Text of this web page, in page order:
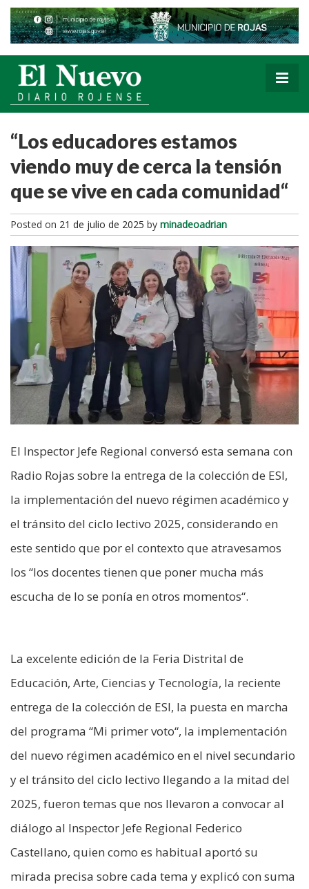
“Los educadores estamos
viendo muy de cerca la tensión
que se vive en cada comunidad“
Posted on 21 de julio de 2025 by minadeoadrian
El Inspector Jefe Regional conversó esta semana con
Radio Rojas sobre la entrega de la colección de ESI,
la implementación del nuevo régimen académico y
el tránsito del ciclo lectivo 2025, considerando en
este sentido que por el contexto que atravesamos
los “los docentes tienen que poner mucha más
escucha de lo se ponía en otros momentos“.
La excelente edición de la Feria Distrital de
Educación, Arte, Ciencias y Tecnología, la reciente
entrega de la colección de ESI, la puesta en marcha
del programa “Mi primer voto“, la implementación
del nuevo régimen académico en el nivel secundario
y el tránsito del ciclo lectivo llegando a la mitad del
2025, fueron temas que nos llevaron a convocar al
diálogo al Inspector Jefe Regional Federico
Castellano, quien como es habitual aportó su
mirada precisa sobre cada tema y explicó con suma